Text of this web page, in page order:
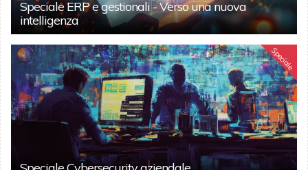
Speciale ERP e gestionali - Verso una nuova
intelligenza
Speciale